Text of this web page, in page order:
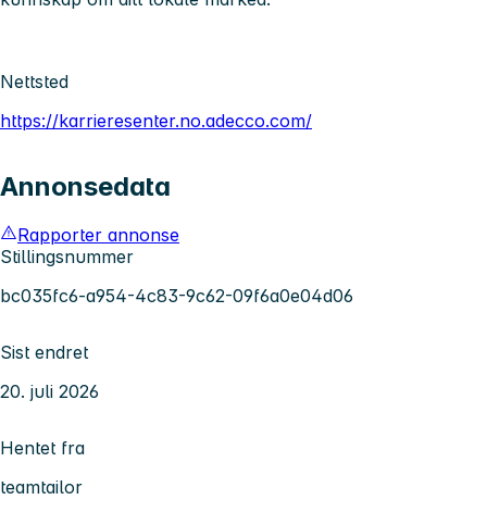
Nettsted
https://karrieresenter.no.adecco.com/
Annonsedata
Rapporter annonse
Stillingsnummer
bc035fc6-a954-4c83-9c62-09f6a0e04d06
Sist endret
20. juli 2026
Hentet fra
teamtailor